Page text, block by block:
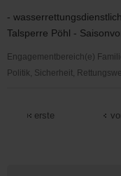
soziokulturelle
Betreuung
von
Senioren
-
Talsperre Pöhl -
Engagementbereich(e)
Politik, Sicherheit,
erste